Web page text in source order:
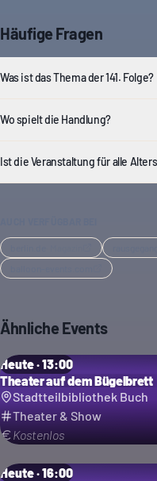
Häufige Fragen
Was ist das Thema der 141. Folge?
Wo spielt die Handlung?
Ist die Veranstaltung für alle
Ähnliche Events
Heute · 13:00
Theater auf dem Bügelbrett
Stadtteilbibliothek Buch
Theater & Show
Kostenlos
Heute · 16:00